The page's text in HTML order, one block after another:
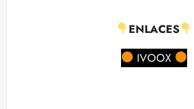
ENLACES
IVOOX